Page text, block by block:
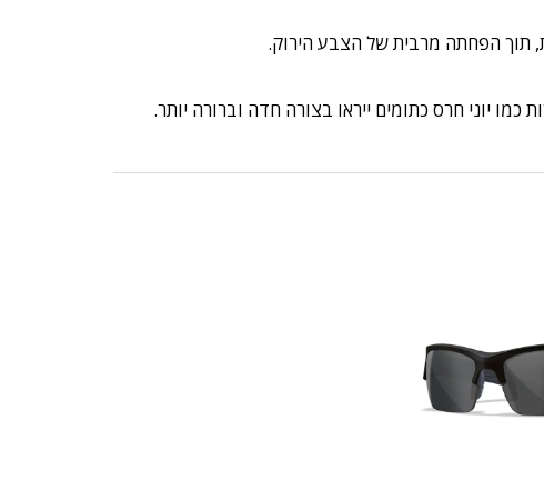
תוך הפחתה מרבית של הצבע הירוק.
יוני חרס כתומים ייראו בצורה חדה וברורה יותר.